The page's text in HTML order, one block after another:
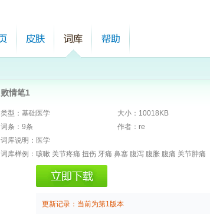
败情笔1
类型： 基础医学 大小： 10018 KB
词条： 9条 作者：re
词库说明： 医学
词库样例： 咳嗽 关节疼痛 扭伤 牙痛 鼻塞 腹泻 腹胀 腹痛 关节肿痛
更新记录： 当前为第1版本